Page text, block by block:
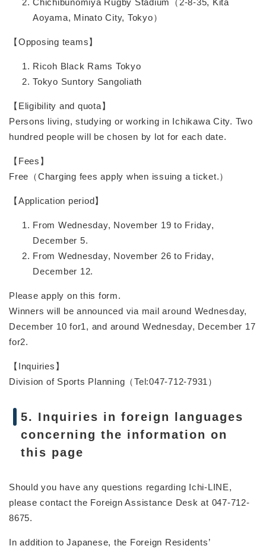
Aoyama, Minato City, Tokyo）
【Opposing teams】
Ricoh Black Rams Tokyo
Tokyo Suntory Sangoliath
【Eligibility and quota】
Persons living, studying or working in Ichikawa City. Two
hundred people will be chosen by lot for each date.
【Fees】
Free（Charging fees apply when issuing a ticket.）
【Application period】
From Wednesday, November 19 to Friday,
December 5.
From Wednesday, November 26 to Friday,
December 12.
Please apply on this form.
Winners will be announced via mail around Wednesday,
December 10 for1, and around Wednesday, December 17
for2.
【Inquiries】
Division of Sports Planning（Tel:047-712-7931）
5. Inquiries in foreign languages
concerning the information on
this page
Should you have any questions regarding Ichi-LINE,
please contact the Foreign Assistance Desk at 047-712-
8675.
In addition to Japanese, the Foreign Residents’